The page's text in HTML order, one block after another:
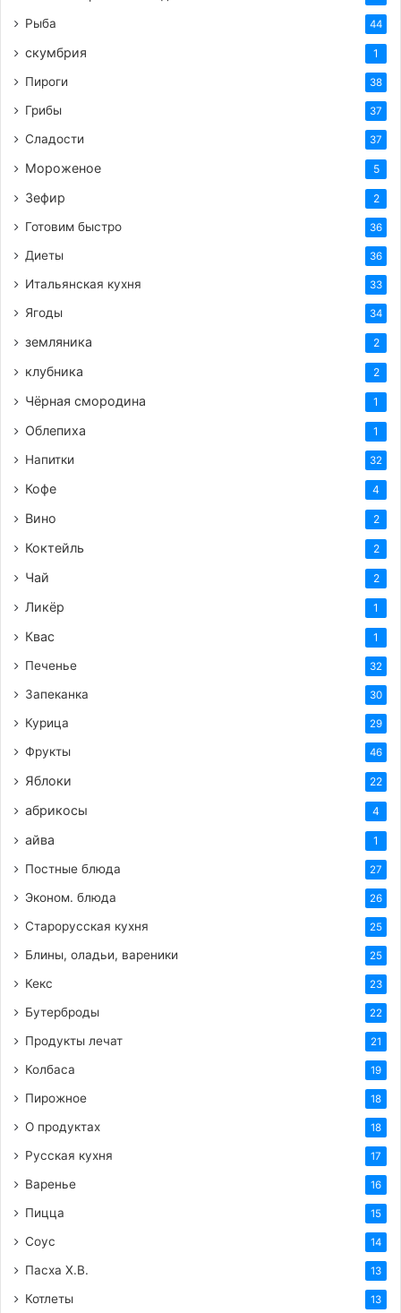
Рыба 44
скумбрия 1
Пироги 38
Грибы 37
Сладости 37
Мороженое 5
Зефир 2
Готовим быстро 36
Диеты 36
Итальянская кухня 33
Ягоды 34
земляника 2
клубника 2
Чёрная смородина 1
Облепиха 1
Напитки 32
Кофе 4
Вино 2
Коктейль 2
Чай 2
Ликёр 1
Квас 1
Печенье 32
Запеканка 30
Курица 29
Фрукты 46
Яблоки 22
абрикосы 4
айва 1
Постные блюда 27
Эконом. блюда 26
Старорусская кухня 25
Блины, оладьи, вареники 25
Кекс 23
Бутерброды 22
Продукты лечат 21
Колбаса 19
Пирожное 18
О продуктах 18
Русская кухня 17
Варенье 16
Пицца 15
Соус 14
Пасха Х.В. 13
Котлеты 13